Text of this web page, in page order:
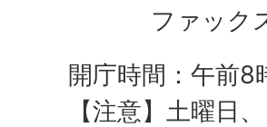
ファック
開庁時間：午前
【注意】土曜日